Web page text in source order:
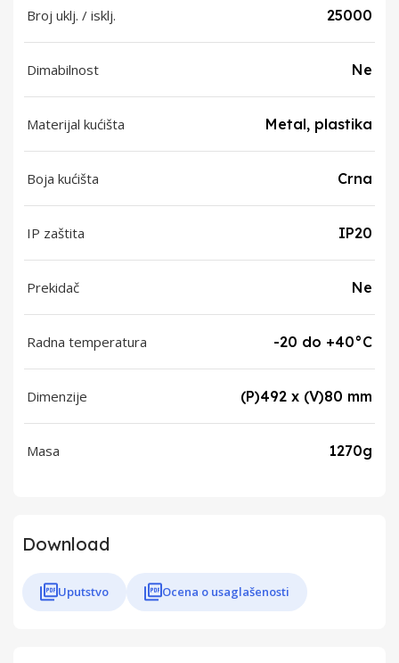
Broj uklj. / isklj. 25000
Dimabilnost Ne
Materijal kućišta Metal, plastika
Boja kućišta Crna
IP zaštita IP20
Prekidač Ne
Radna temperatura -20 do +40°C
Dimenzije (P)492 x (V)80 mm
Masa 1270g
Download
Uputstvo Ocena o usaglašenosti